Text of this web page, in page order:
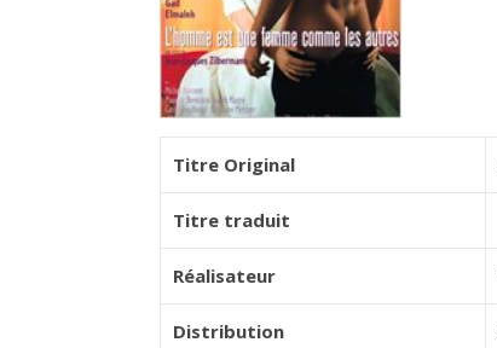
Titre Original
Titre traduit
Réalisateur
Distribution